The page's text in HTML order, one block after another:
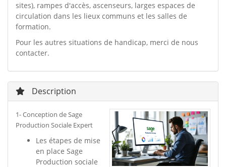
sites), rampes d'accès, ascenseurs, larges espaces de
circulation dans les lieux communs et les salles de
formation.
Pour les autres situations de handicap, merci de nous
contacter.
Description
1- Conception de Sage
Production Sociale Expert
Les étapes de mise
en place Sage
Production sociale